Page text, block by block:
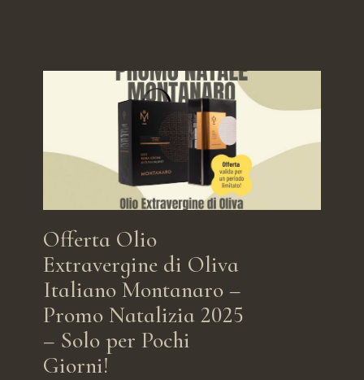
Offerta Olio
Extravergine di Oliva
Italiano Montanaro –
Promo Natalizia 2025
– Solo per Pochi
Giorni!